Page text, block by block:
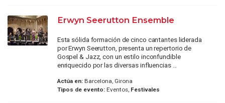
Erwyn Seerutton Ensemble
Esta sólida formación de cinco cantantes liderada
por Erwyn Seerutton, presenta un repertorio de
Gospel & Jazz, con un estilo inconfundible
enriquecido por las diversas influencias ...
Actúa en:Barcelona, Girona
Tipos de evento:Eventos, Festivales